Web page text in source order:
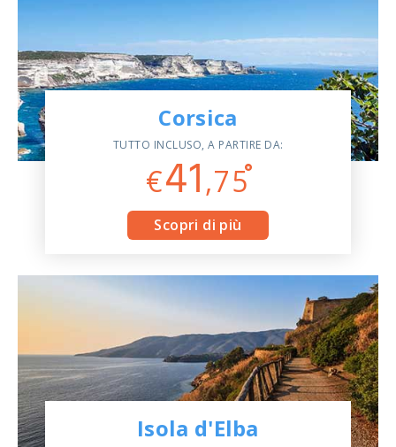
Corsica
TUTTO INCLUSO, A PARTIRE DA:
€41,75
Scopri di più
Isola d'Elba